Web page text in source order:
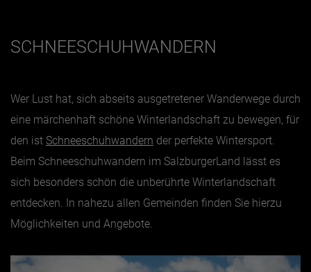
SCHNEESCHUHWANDERN
Wer Lust hat, sich abseits ausgetretener Wanderwege durch
eine märchenhaft schöne Winterlandschaft zu bewegen, für
den ist Schneeschuhwandern der perfekte Wintersport.
Beim Schneeschuhwandern im SalzburgerLand lässt es
sich besonders schön die unberührte Winterlandschaft
entdecken. In nahezu allen Gemeinden finden Sie hierzu
Möglichkeiten und Angebote.